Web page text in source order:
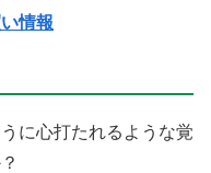
情報
に心打たれるような覚